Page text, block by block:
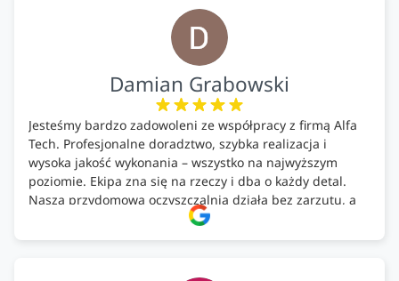
Damian Grabowski
Jesteśmy bardzo zadowoleni ze współpracy z firmą Alfa
Tech. Profesjonalne doradztwo, szybka realizacja i
wysoka jakość wykonania – wszystko na najwyższym
poziomie. Ekipa zna się na rzeczy i dba o każdy detal.
Nasza przydomowa oczyszczalnia działa bez zarzutu, a
całość została wykonana zgodnie z terminem i
ustaleniami. Z czystym sumieniem polecamy Alfa Tech
ekologicznych rozwiązań!🍀